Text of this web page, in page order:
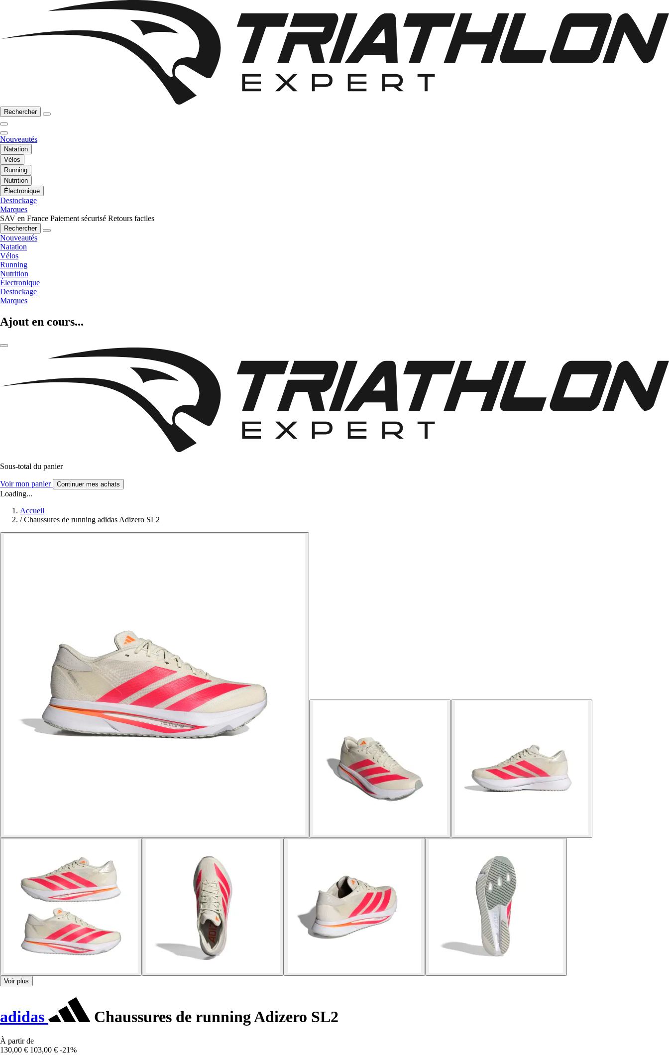
Rechercher
Nouveautés
Natation
Vélos
Running
Nutrition
Électronique
Destockage
Marques
SAV en France Paiement sécurisé Retours faciles
Rechercher
Nouveautés
Natation
Vélos
Running
Nutrition
Électronique
Destockage
Marques
Ajout en cours...
Sous-total du panier
Voir mon panier Continuer mes achats
Loading...
Accueil
/ Chaussures de running adidas Adizero SL2
Voir plus
adidas Chaussures de running Adizero SL2
À partir de
130,00 € 103,00 € -21%